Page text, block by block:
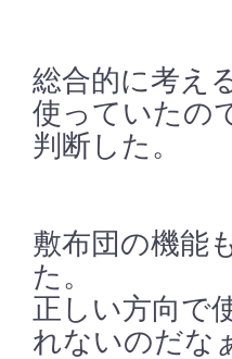
総合的に考え
使っていたの
判断した。
敷布団の機能
た。
正しい方向で
れないのだな